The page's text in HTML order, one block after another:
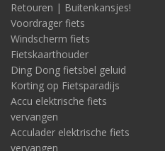
Retouren | Buitenkansjes!
Voordrager fiets
Windscherm fiets
Fietskaarthouder
Ding Dong fietsbel geluid
Korting op Fietsparadijs
Accu elektrische fiets
vervangen
Acculader elektrische fiets
vervangen